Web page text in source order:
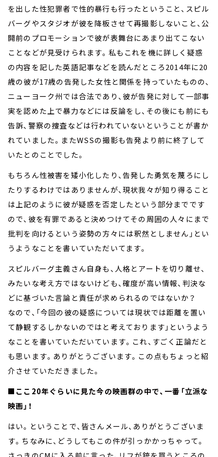
を出した性犯罪者で性的暴行も行ったということ、スピル
バーグやスタジオが彼を降板させて再撮影しないこと、公
開前のプロモーションで彼が表舞台にあまり出てこない
ことなどが見受けられます。私もこれを機に詳しく疑惑
の内容を記した英語記事などを読んだところ2014年に20
歳の彼が17歳の告発した女性と関係を持っていたものの、
ニューヨーク州では合法であり、彼が告発に対して一部事
実を認めた上で暴力などには反論をし、その後にも前にも
告訴、警察の捜査などは行われていないということが書か
れていました。またWSSの撮影も告発より前に終了して
いたとのことでした。
もちろん性被害を矮小化したり、告発した勇気を蔑ろにし
たりするわけではありませんが、現状我々が知り得ること
は上記のように彼が疑惑を否定したという部分までです
ので、彼を有罪であると決めつけてその周囲の人々にまで
批判を向けるという姿勢の方々には釈然としません」とい
うようなことを書いていただいてます。
スピルバーグ主義さん自身も、人格とアートを切り離せ、
みたいな考え方ではないけども、確度が高い情報、判決な
どに基づいた言論と責任が求められるのではないか？
なので、「今回の彼の疑惑については現状では距離を置い
て静観するしかないのではと考えております」というよう
なことを書いていただいています。これ、すごく正論だと
も思います。ありがとうございます。この点もちょっと紹
介させていただきました。
■ここ20年ぐらいに見た今の映画群の中で、一番「立派な
映画」！
はい。ということで、皆さんメール、ありがとうございま
す。ちなみに、どうしてもこの件が引っかかっちゃって。